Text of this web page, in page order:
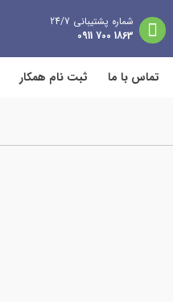
شماره پشتیبانی 24/7
1863 700 0911
تماس با ما ثبت نام همکار